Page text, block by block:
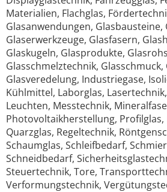
Materialien, Flachglas,
Glasanwendungen,
Glaserwerkzeuge, Glasfasern,
Glaskugeln, Glasprodukte,
Glasschmelztechnik, Glasschmuck,
Glasveredelung, Industriegase,
Kühlmittel, Laborglas,
Leuchten, Messtechnik,
Photovoltaikherstellung,
Quarzglas, Regeltechnik,
Schaumglas, Schleifbedarf,
Schneidbedarf,
Steuertechnik, Tore,
Verformungstechnik,